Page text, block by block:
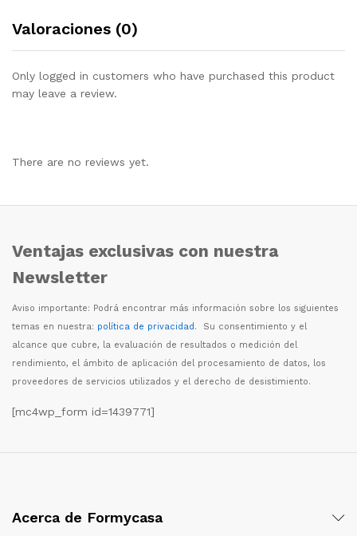
Valoraciones (0)
Only logged in customers who have purchased this product
may leave a review.
There are no reviews yet.
Ventajas exclusivas con nuestra
Newsletter
Aviso importante: Podrá encontrar más información sobre los siguientes
temas en nuestra: política de privacidad. Su consentimiento y el
alcance que cubre, la evaluación de resultados o medición del
rendimiento, el ámbito de aplicación del procesamiento de datos, los
proveedores de servicios utilizados y el derecho de desistimiento.
[mc4wp_form id=1439771]
Acerca de Formycasa